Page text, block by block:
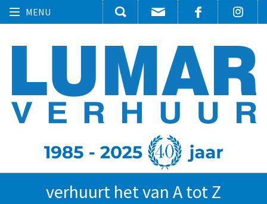
Toggle
MENU
verhuurt het van A tot Z